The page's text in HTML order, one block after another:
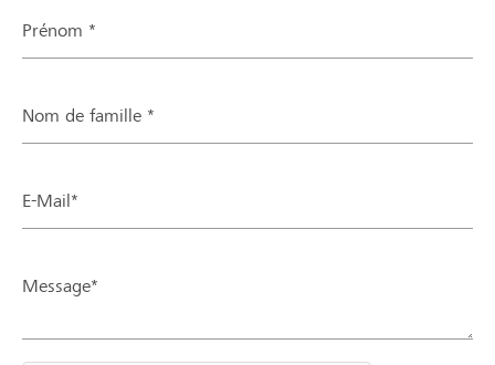
Prénom *
Nom de famille *
E-Mail*
Message*